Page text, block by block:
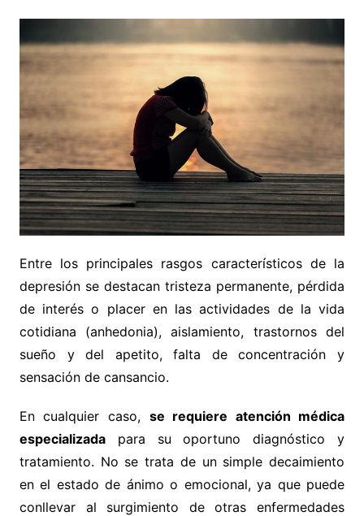
Entre los principales rasgos característicos de la
depresión se destacan tristeza permanente, pérdida
de interés o placer en las actividades de la vida
cotidiana (anhedonia), aislamiento, trastornos del
sueño y del apetito, falta de concentración y
sensación de cansancio.
En cualquier caso, se requiere atención médica
especializadapara su oportuno diagnóstico y
tratamiento. No se trata de un simple decaimiento
en el estado de ánimo o emocional, ya que puede
conllevar al surgimiento de otras enfermedades